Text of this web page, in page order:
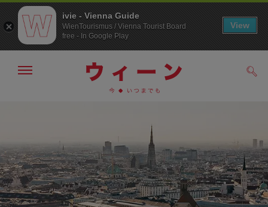
へ
ジ
の
ト
ッ
プ
メ
非
表
示
ivie - Vienna Guide
WienTourismus / Vienna Tourist Board
free - In Google Play
View